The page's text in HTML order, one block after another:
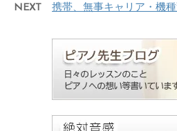
NEXT
携帯、無事キャリア・機種